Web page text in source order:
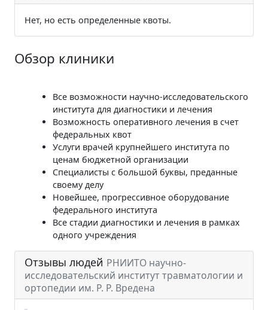
Нет, но есть определенные квоты.
Обзор клиники
Все возможности научно-исследовательского
института для диагностики и лечения
Возможность оперативного лечения в счет
федеральных квот
Услуги врачей крупнейшего института по
ценам бюджетной организации
Специалисты с большой буквы, преданные
своему делу
Новейшее, прогрессивное оборудование
федерального института
Все стадии диагностики и лечения в рамках
одного учреждения
Отзывы людей РНИИТО научно-
исследовательский институт травматологии и
ортопедии им. Р. Р. Вредена